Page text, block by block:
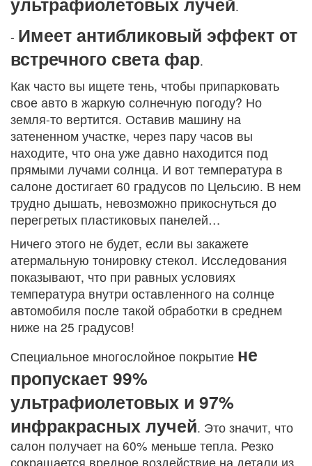
.
- Имеет антибликовый эффект от
встречного света фар.
Как часто вы ищете тень, чтобы припарковать
свое авто в жаркую солнечную погоду? Но
земля-то вертится. Оставив машину на
затененном участке, через пару часов вы
находите, что она уже давно находится под
прямыми лучами солнца. И вот температура в
салоне достигает 60 градусов по Цельсию. В нем
трудно дышать, невозможно прикоснуться до
перегретых пластиковых панелей…
Ничего этого не будет, если вы закажете
атермальную тонировку стекол. Исследования
показывают, что при равных условиях
температура внутри оставленного на солнце
автомобиля после такой обработки в среднем
ниже на 25 градусов!
Специальное многослойное покрытие не
пропускает 99%
ультрафиолетовых и 97%
инфракрасных лучей. Это значит, что
салон получает на 60% меньше тепла. Резко
сокращается вредное воздействие на детали из